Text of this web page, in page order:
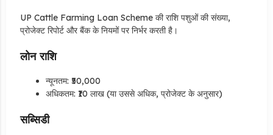
UP Cattle Farming Loan Scheme की राशि पशुओं की संख्या,
प्रोजेक्ट रिपोर्ट और बैंक के नियमों पर निर्भर करती है।
लोन राशि
न्यूनतम: ₹50,000
अधिकतम: ₹10 लाख (या उससे अधिक, प्रोजेक्ट के अनुसार)
सब्सिडी